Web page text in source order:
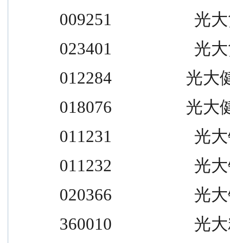
009251                    光
023401                    光
012284                  光大
018076                  光大
011231                    光
011232                    光
020366                    光
360010                    光